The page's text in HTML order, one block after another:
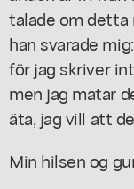
talade om detta
han svarade
för jag skriver
men jag matar
äta, jag vill att
Min hilsen og